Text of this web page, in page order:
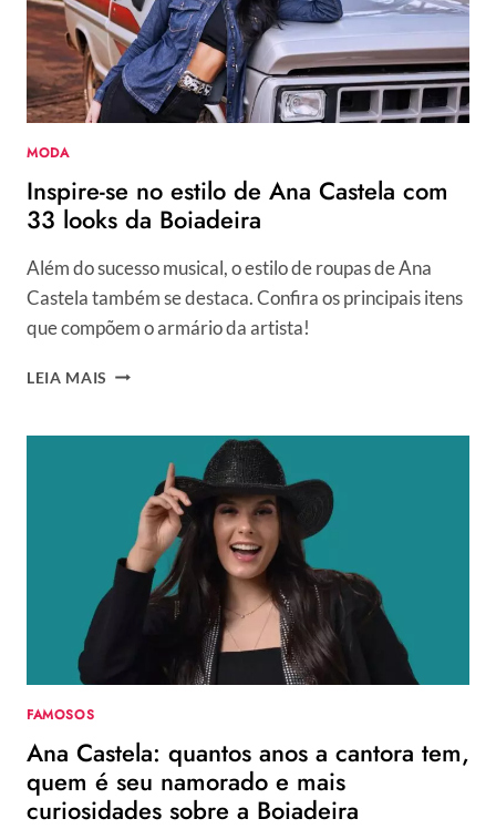
MIOTO
MODA
Inspire-se no estilo de Ana Castela com
33 looks da Boiadeira
Além do sucesso musical, o estilo de roupas de Ana
Castela também se destaca. Confira os principais itens
que compõem o armário da artista!
LEIA MAIS INSPIRE-
ESTILO
CASTELA
COM
33
LOOKS
FAMOSOS
Ana Castela: quantos anos a cantora tem,
quem é seu namorado e mais
curiosidades sobre a Boiadeira